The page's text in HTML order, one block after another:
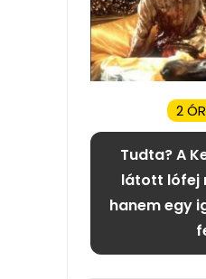
2
Tudta? A
látott lófej
hanem egy